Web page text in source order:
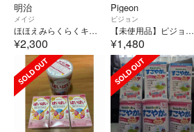
明治
メイジ
ほほえみらくらくキューブ200ミリ用×27本 育児用ミルク
¥2,300
Pigeon
ピジョン
【未使用品】ピジョン 母乳フリーザーパック 80ml×50枚 保存用母乳パック
¥1,480